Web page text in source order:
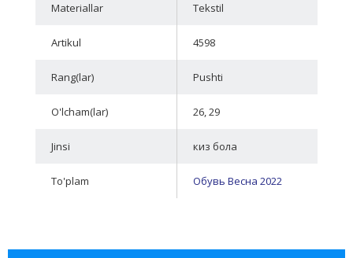
Materiallar Tekstil
Artikul 4598
Rang(lar) Pushti
O'lcham(lar) 26, 29
Jinsi киз бола
To'plam Обувь Весна 2022